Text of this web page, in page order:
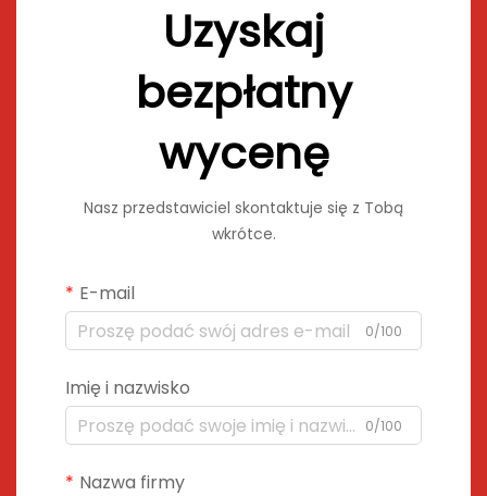
Uzyskaj
bezpłatny
wycenę
Nasz przedstawiciel skontaktuje się z Tobą
wkrótce.
E-mail
0/100
Imię i nazwisko
0/100
Nazwa firmy